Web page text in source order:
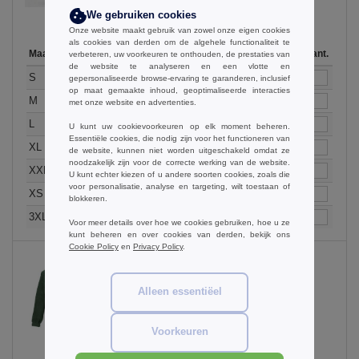
Maat 1-11 12-35 36-71 72-143 144-287 288 + Meer
Op voorraad Aant.
S €17.70 €16.81 €15.68 €15.18 €14.42 €
45
M
€17.70 €16.81 €15.68
L
€ 17.70 €16.81 €15.68 € 15.18 €14.42 €
111
XL
€ 17.70 €16.81 €15.68 €15.18 € 14.42
84
XXL
€ 17.70 16.81 15.68 15.18 € 14.42 €
34
XS
19.28 18.07 16.87 €15.67 14.46
16
3XL
Forest Green
We gebruiken cookies
Onze website maakt gebruik van zowel onze eigen cookies
als cookies van derden om de algehele functionaliteit te
verbeteren, uw voorkeuren te onthouden, de prestaties van
de website te analyseren en een vlotte en
gepersonaliseerde browse-ervaring te garanderen, inclusief
op maat gemaakte inhoud, geoptimaliseerde interacties
met onze website en advertenties.
U kunt uw cookievoorkeuren op elk moment beheren.
Essentiële cookies, die nodig zijn voor het functioneren van
de website, kunnen niet worden uitgeschakeld omdat ze
noodzakelijk zijn voor de correcte werking van de website.
U kunt echter kiezen of u andere soorten cookies, zoals die
voor personalisatie, analyse en targeting, wilt toestaan of
blokkeren.
Voor meer details over hoe we cookies gebruiken, hoe u ze
kunt beheren en over cookies van derden, bekijk ons
Cookie Policy en Privacy Policy.
Alleen essentiëel
Voorkeuren